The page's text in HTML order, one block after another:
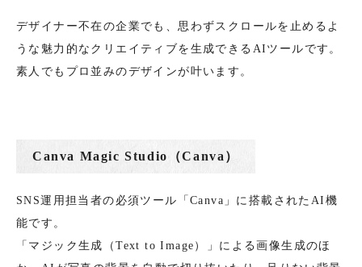
デザイナー不在の企業でも、思わずスクロールを止めるよ
うな魅力的なクリエイティブを生成できるAIツールです。
素人でもプロ並みのデザインが叶います。
Canva Magic Studio（Canva）
SNS運用担当者の必須ツール「Canva」に搭載されたAI機
能です。
「マジック生成（Text to Image）」による画像生成のほ